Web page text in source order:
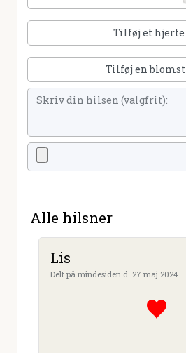
Tilføj et hjerte
Tilføj en blomst
Alle hilsner
Lis
Delt på mindesiden d. 27.maj.2024